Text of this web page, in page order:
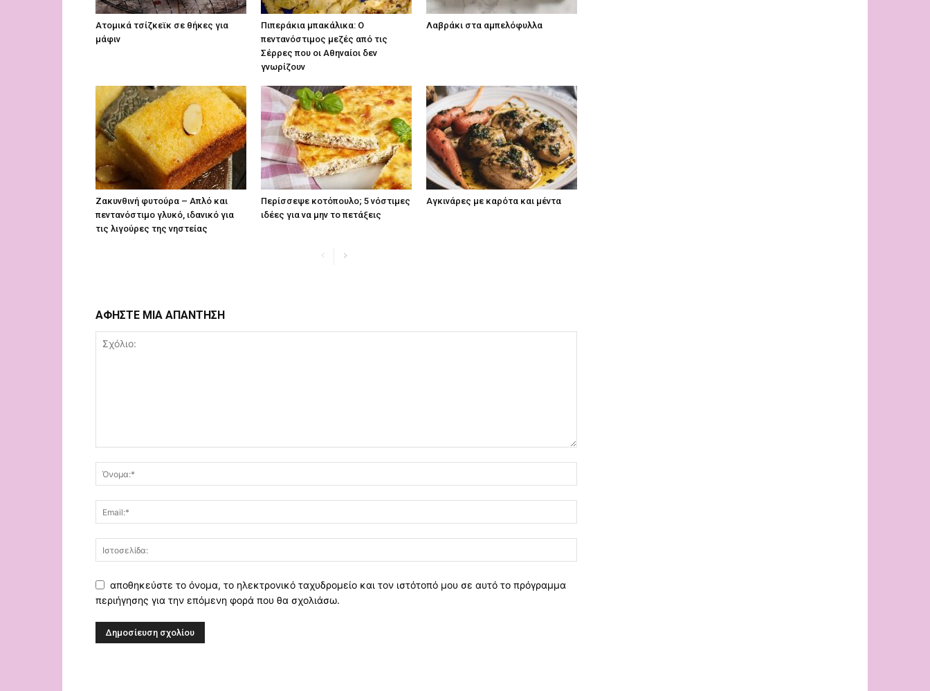
Ατομικά τσίζκεϊκ σε θήκες για
μάφιν
Πιπεράκια μπακάλικα: Ο
πεντανόστιμος μεζές από τις
Σέρρες που οι Αθηναίοι δεν
γνωρίζουν
Λαβράκι στα αμπελόφυλλα
Ζακυνθινή φυτούρα – Απλό και
πεντανόστιμο γλυκό, ιδανικό για
τις λιγούρες της νηστείας
Περίσσεψε κοτόπουλο; 5 νόστιμες
ιδέες για να μην το πετάξεις
Αγκινάρες με καρότα και μέντα
ΑΦΗΣΤΕ ΜΙΑ ΑΠΑΝΤΗΣΗ
αποθηκεύστε το όνομα, το ηλεκτρονικό ταχυδρομείο και τον ιστότοπό μου σε αυτό το πρόγραμμα
περιήγησης για την επόμενη φορά που θα σχολιάσω.